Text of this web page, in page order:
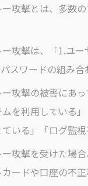
攻撃とは、多数
攻撃は、「1.ユ
パスワードの組み
攻撃の被害にあ
ムを利用している
いる」「ログ監
攻撃を受けた場
ードや口座の不